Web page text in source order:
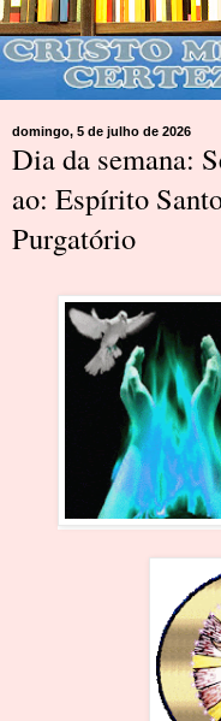
domingo, 5 de julho de 2026
Dia da semana:
ao: Espírito
Purgatório